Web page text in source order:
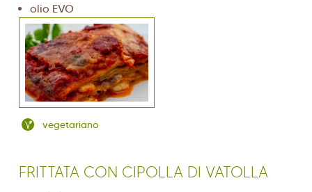
olio EVO
vegetariano
FRITTATA CON CIPOLLA DI VATOLLA